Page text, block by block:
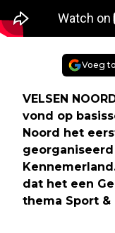
Voeg
VELSEN
vond op
Noord het
dat het een
thema Sport &